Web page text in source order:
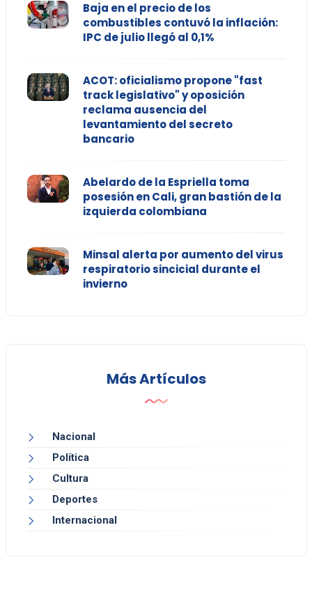
Baja en el precio de los
combustibles contuvó la inflación:
IPC de julio llegó al 0,1%
ACOT: oficialismo propone "fast
track legislativo" y oposición
reclama ausencia del
levantamiento del secreto
bancario
Abelardo de la Espriella toma
posesión en Cali, gran bastión de la
izquierda colombiana
Minsal alerta por aumento del virus
respiratorio sincicial durante el
invierno
Más Artículos
Nacional
Política
Cultura
Deportes
Internacional